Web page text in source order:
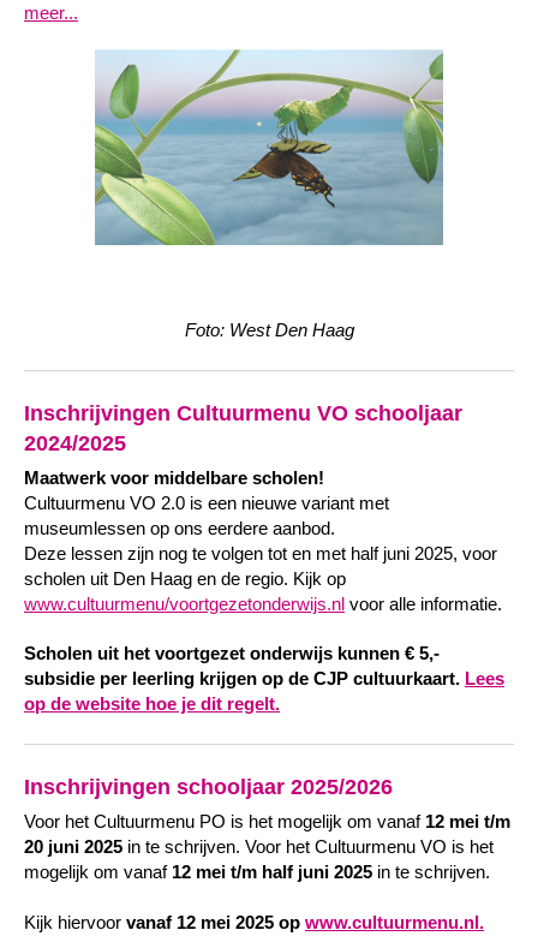
meer...
Foto: West Den Haag
Inschrijvingen Cultuurmenu VO schooljaar
2024/2025
Maatwerk voor middelbare scholen!
Cultuurmenu VO 2.0 is een nieuwe variant met
museumlessen op ons eerdere aanbod.
Deze lessen zijn nog te volgen tot en met half juni 2025, voor
scholen uit Den Haag en de regio. Kijk op
www.cultuurmenu/voortgezetonderwijs.nl voor alle informatie.
Scholen uit het voortgezet onderwijs kunnen € 5,-
subsidie per leerling krijgen op de CJP cultuurkaart. Lees
op de website hoe je dit regelt.
Inschrijvingen schooljaar 2025/2026
Voor het Cultuurmenu PO is het mogelijk om vanaf 12 mei t/m
20 juni 2025 in te schrijven. Voor het Cultuurmenu VO is het
mogelijk om vanaf 12 mei t/m half juni 2025 in te schrijven.
Kijk hiervoor vanaf 12 mei 2025 op www.cultuurmenu.nl.